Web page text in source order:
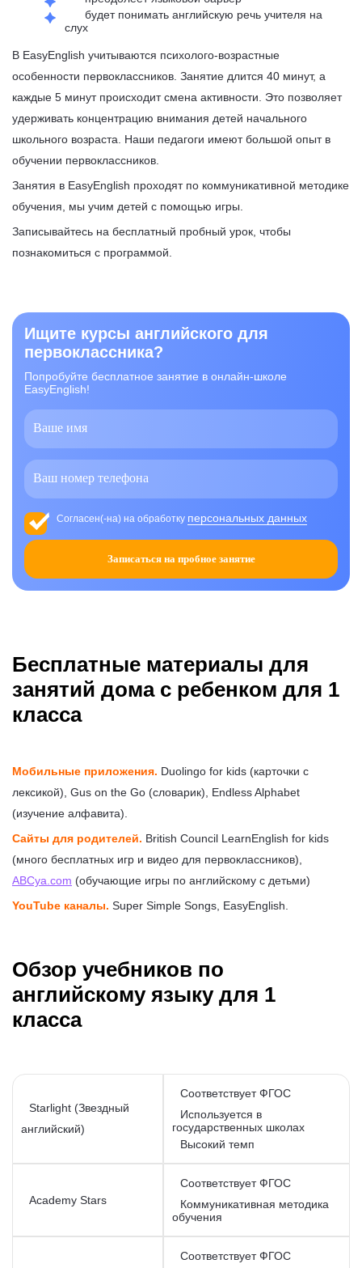
будет понимать английскую речь учителя на
слух
В EasyEnglish учитываются психолого-возрастные
особенности первоклассников. Занятие длится 40 минут, а
каждые 5 минут происходит смена активности. Это позволяет
удерживать концентрацию внимания детей начального
школьного возраста. Наши педагоги имеют большой опыт в
обучении первоклассников.
Занятия в EasyEnglish проходят по коммуникативной методике
обучения, мы учим детей с помощью игры.
Записывайтесь на бесплатный пробный урок, чтобы
познакомиться с программой.
Ищите курсы английского для
первоклассника?
Попробуйте бесплатное занятие в онлайн-школе
EasyEnglish!
Согласен(-на) на обработку персональных данных
Записаться на пробное занятие
Бесплатные материалы для
занятий дома с ребенком для 1
класса
Мобильные приложения. Duolingo for kids (карточки с
лексикой), Gus on the Go (словарик), Endless Alphabet
(изучение алфавита).
Сайты для родителей. British Council LearnEnglish for kids
(много бесплатных игр и видео для первоклассников),
ABCya.com (обучающие игры по английскому с детьми)
YouTube каналы. Super Simple Songs, EasyEnglish.
Обзор учебников по
английскому языку для 1
класса
Starlight (Звездный
английский)
Соответствует ФГОС
Используется в
государственных школах
Высокий темп
Academy Stars
Соответствует ФГОС
Коммуникативная методика
обучения
Соответствует ФГОС